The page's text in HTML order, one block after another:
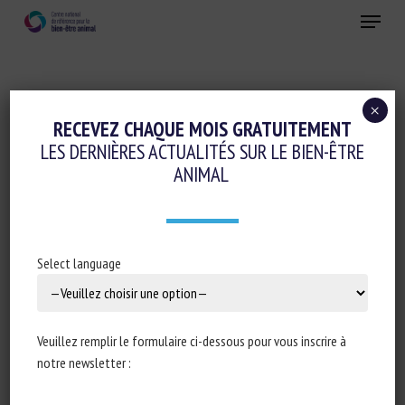
Menu
One Welfare
UNLOCKING SOWS’ WELFARE: THE FARM-
OUT FARROWING CRATES FOR SOWS IN
RECEVEZ CHAQUE MOIS GRATUITEMENT
LES DERNIÈRES ACTUALITÉS SUR LE BIEN-ÊTRE
ANIMAL
Select language
Veuillez remplir le formulaire ci-dessous pour vous inscrire à
notre newsletter :
×